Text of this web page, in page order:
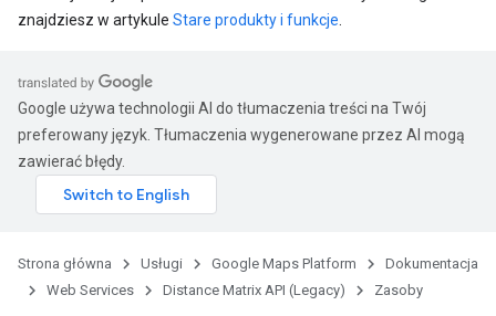
znajdziesz w artykule Stare produkty i funkcje
Google używa technologii AI do tłumaczenia treści na Twój
preferowany język. Tłumaczenia wygenerowane przez AI mogą
zawierać błędy.
Strona główna Usługi Google Maps Platform
Dokumentacja
Web Services
Distance Matrix API (Legacy) Zasoby